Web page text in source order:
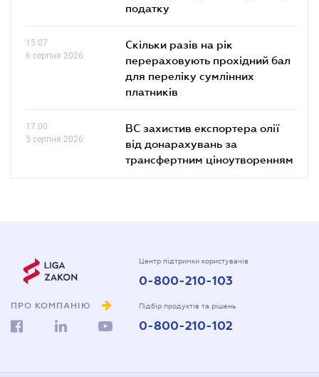
податку
15.07
6 серпня 2026
Скільки разів на рік
перераховують прохідний бал
для переліку сумлінних
платників
17.00
5 серпня 2026
ВС захистив експортера олії
від донарахувань за
трансфертним ціноутворенням
ПРО КОМПАНІЮ
Центр підтримки користувачів
0-800-210-103
Підбір продуктів та рішень
0-800-210-102